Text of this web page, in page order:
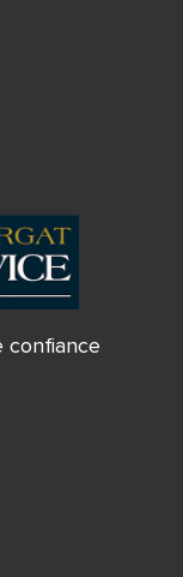
confiance